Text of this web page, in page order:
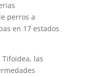
perros a
en 17 estados
las